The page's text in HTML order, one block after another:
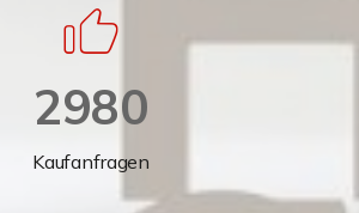
2980
Kaufanfragen